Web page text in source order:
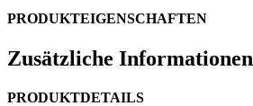
PRODUKTEIGENSCHAFTEN
Zusätzliche Informationen
PRODUKTDETAILS